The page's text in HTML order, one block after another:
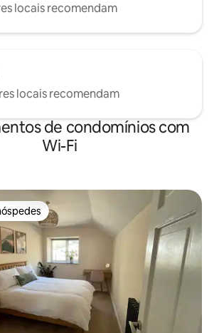
locais recomendam
locais recomendam
de condomínios com
Wi-Fi
mais apreciados